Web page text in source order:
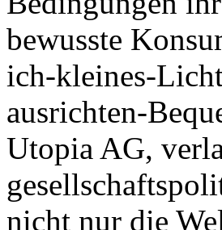
bewusste
ich-kleines-
ausrichten-
Utopia AG,
nicht nur die